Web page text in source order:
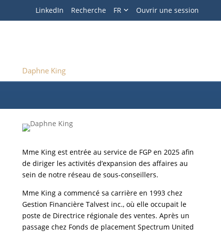
Recherche
LinkedIn Recherche FR Ouvrir une session
Daphne King
CLIENTÈLE ET DÉVELOPPEMENT DES AFFAIRES
Mme King est entrée au service de FGP en 2025 afin
de diriger les activités d’expansion des affaires au
sein de notre réseau de sous-conseillers.
Mme King a commencé sa carrière en 1993 chez
Gestion Financière Talvest inc., où elle occupait le
poste de Directrice régionale des ventes. Après un
passage chez Fonds de placement Spectrum United